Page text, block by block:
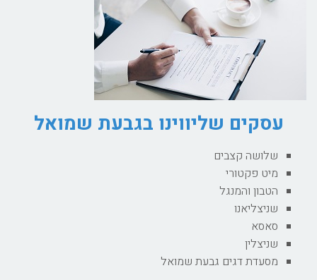
עסקים שליווינו בגבעת שמואל
שלושה קצבים
מיט פקטורי
הטבון והמנגל
שניצליאנו
סאסא
שניצלין
מסעדת דגים גבעת שמואל